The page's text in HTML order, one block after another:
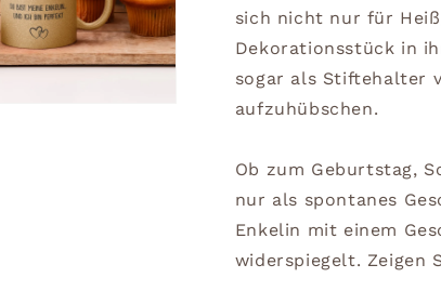
sich nicht nur für
Dekorationsstück in
sogar als Stiftehalter
aufzuhübschen.
Ob zum Geburtstag,
nur als spontanes
Enkelin mit einem
widerspiegelt. Zeigen